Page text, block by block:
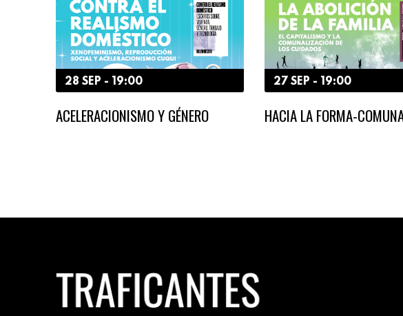
28 SEP - 19:00
ACELERACIONISMO Y GÉNERO
27 SEP - 19:00
HACIA LA FORMA-